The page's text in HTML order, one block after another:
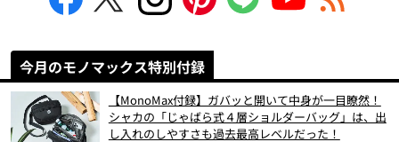
今月のモノマックス特別付録
【MonoMax付録】ガバッと開いて中身が一目瞭然！
シャカの「じゃばら式４層ショルダーバッグ」は、出
し入れのしやすさも過去最高レベルだった！